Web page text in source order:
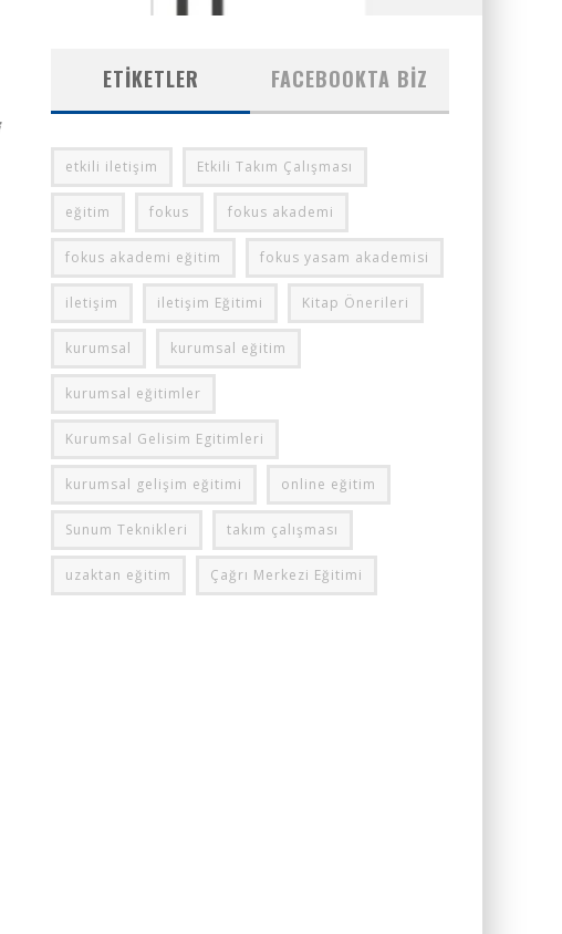
ETIKETLER FACEBOOKTA BIZ
etkili iletişim Etkili Takım Çalışması
eğitim fokus fokus akademi
fokus akademi eğitim fokus yasam akademisi
iletişim iletişim Eğitimi Kitap Önerileri
kurumsal kurumsal eğitim
kurumsal eğitimler
Kurumsal Gelisim Egitimleri
kurumsal gelişim eğitimi online eğitim
Sunum Teknikleri takım çalışması
uzaktan eğitim Çağrı Merkezi Eğitimi